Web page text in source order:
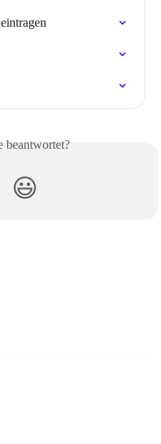
beantwortet?
😃